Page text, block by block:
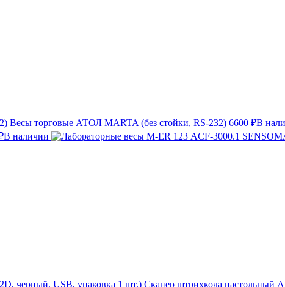
Весы торговые АТОЛ MARTA (без стойки, RS-232) 6600 ₽В
В наличии
Сканер штрихкода настольный